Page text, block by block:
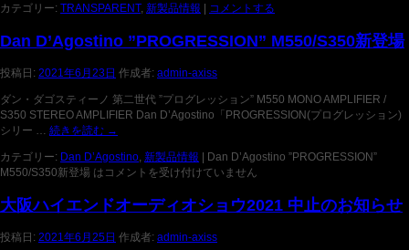
カテゴリー: TRANSPARENT, 新製品情報 コメントする
Dan D’Agostino ”PROGRESSION” M550/S350新登場
投稿日: 2021年6月23日 作成者: admin-axiss
ダン・ダゴスティーノ 第二世代 ”プログレッション” M550 MONO AMPLIFIER /
S350 STEREO AMPLIFIER Dan D’Agostino「PROGRESSION(プログレッション)
シリー … 続きを読む →
カテゴリー: Dan D’Agostino, 新製品情報 | Dan D’Agostino ”PROGRESSION”
M550/S350新登場 は コメントを受け付けていません
大阪ハイエンドオーディオショウ2021 中止のお知らせ
投稿日: 2021年6月25日 作成者: admin-axiss